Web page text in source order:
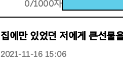
0/1000자
집에만 있었던 저에게 큰선물
2021-11-16 15:06